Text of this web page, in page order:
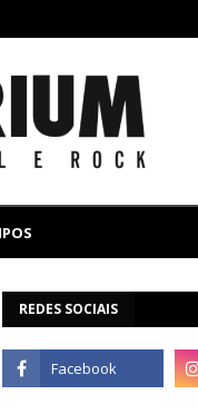
REDES SOCIAIS